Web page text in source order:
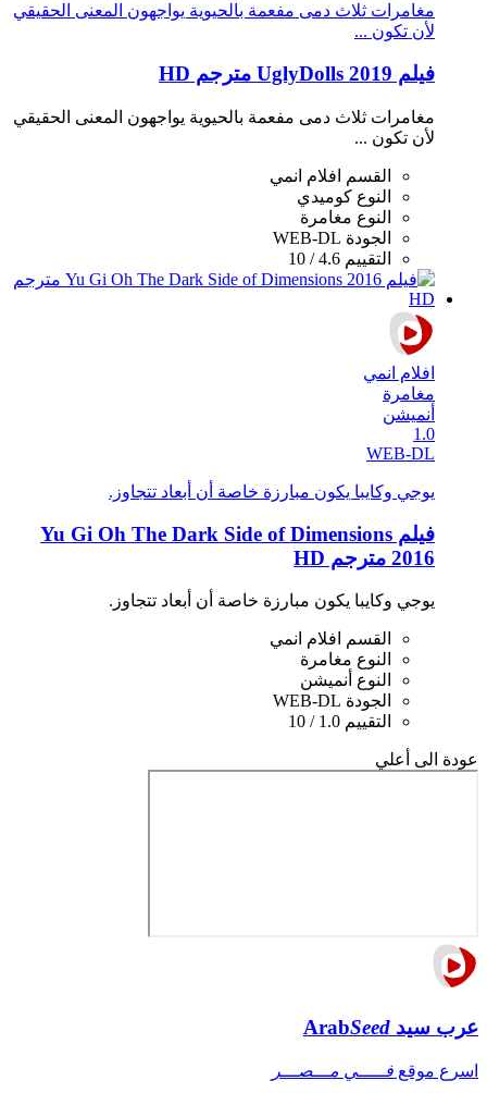
مغامرات ثلاث دمى مفعمة بالحيوية يواجهون المعنى الحقيقي
لأن تكون ...
فيلم UglyDolls 2019 مترجم HD
مغامرات ثلاث دمى مفعمة بالحيوية يواجهون المعنى الحقيقي
لأن تكون ...
القسم
افلام انمي
النوع كوميدي
النوع مغامرة
الجودة WEB-DL
التقييم 4.6 / 10
افلام انمي
مغامرة
أنميشن
1.0
WEB-DL
يوجي وكايبا يكون مبارزة خاصة أن أبعاد تتجاوز.
فيلم Yu Gi Oh The Dark Side of Dimensions
2016 مترجم HD
يوجي وكايبا يكون مبارزة خاصة أن أبعاد تتجاوز.
القسم
افلام انمي
النوع مغامرة
النوع أنميشن
الجودة WEB-DL
التقييم 1.0 / 10
عودة الى أعلي
عرب سيد ArabSeed
اسرع موقع فـــــي مـــصـــر